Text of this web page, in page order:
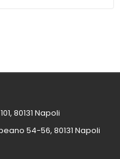
80131 Napoli
54-56, 80131 Napoli